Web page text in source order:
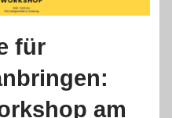
für
am